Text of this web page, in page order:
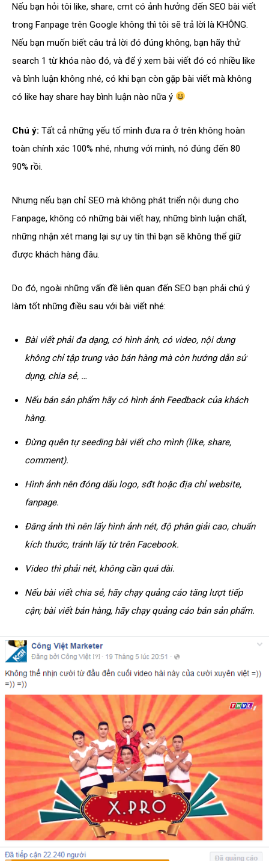
Nếu bạn hỏi tôi like, share, cmt có ảnh hưởng đến SEO bài viết
trong Fanpage trên Google không thì tôi sẽ trả lời là KHÔNG.
Nếu bạn muốn biết câu trả lời đó đúng không, bạn hãy thử
search 1 từ khóa nào đó, và để ý xem bài viết đó có nhiều like
và bình luận không nhé, có khi bạn còn gặp bài viết mà không
có like hay share hay bình luận nào nữa ý
Chú ý: Tất cả những yếu tố mình đưa ra ở trên không hoàn
toàn chính xác 100% nhé, nhưng với mình, nó đúng đến 80
90% rồi.
Nhưng nếu bạn chỉ SEO mà không phát triển nội dung cho
Fanpage, không có những bài viết hay, những bình luận chất,
những nhận xét mang lại sự uy tín thì bạn sẽ không thể giữ
được khách hàng đâu.
Do đó, ngoài những vấn đề liên quan đến SEO bạn phải chú ý
làm tốt những điều sau với bài viết nhé:
Bài viết phải đa dạng, có hình ảnh, có video, nội dung
không chỉ tập trung vào bán hàng mà còn hướng dẫn sử
dụng, chia sẻ, …
Nếu bán sản phẩm hãy có hình ảnh Feedback của khách
hàng.
Đừng quên tự seeding bài viết cho mình (like, share,
comment).
Hình ảnh nên đóng dấu logo, sđt hoặc địa chỉ website,
fanpage.
Đăng ảnh thì nên lấy hình ảnh nét, độ phân giải cao, chuẩn
kích thước, tránh lấy từ trên Facebook.
Video thì phải nét, không cần quá dài.
Nếu bài viết chia sẻ, hãy chạy quảng cáo tăng lượt tiếp
cận; bài viết bán hàng, hãy chạy quảng cáo bán sản phẩm.